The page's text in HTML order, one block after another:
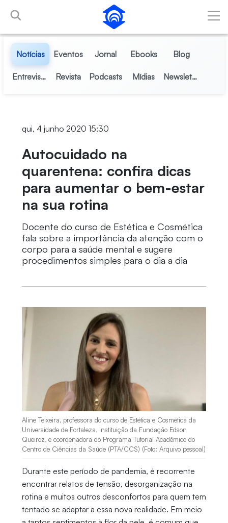
Pular para o Conteúdo principal
Notícias Eventos Jornal Ebooks Blog
Entrevistas Revista Podcasts Mídias Newsletter
qui, 4 junho 2020 15:30
Autocuidado na
quarentena: confira dicas
para aumentar o bem-estar
na sua rotina
Docente do curso de Estética e Cosmética
fala sobre a importância da atenção com o
corpo para a saúde mental e sugere
procedimentos simples para o dia a dia
Aline Teixeira, professora do curso de Estética e Cosmética da
Universidade de Fortaleza, instituição da Fundação Edson
Queiroz, e coordenadora do Programa Tutorial Acadêmico do
Centro de Ciências da Saúde (PTA/CCS) (Foto: Arquivo pessoal)
Durante este período de pandemia, é recorrente
encontrar relatos de tensão, desorganização na
rotina e muitos outros desconfortos para quem tem
tentado se adaptar a essa nova realidade. Em meio